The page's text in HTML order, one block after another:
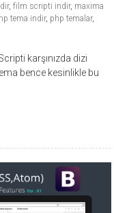
,film scripti indir, maxima
tema indir, php temalar,
karşınızda dizi
bence kesinlikle bu